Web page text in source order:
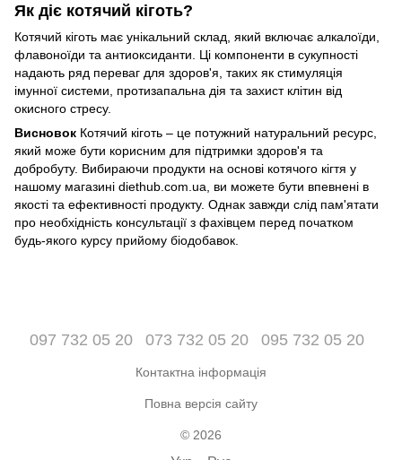
Як діє котячий кіготь?
Котячий кіготь має унікальний склад, який включає алкалоїди,
флавоноїди та антиоксиданти. Ці компоненти в сукупності
надають ряд переваг для здоров'я, таких як стимуляція
імунної системи, протизапальна дія та захист клітин від
окисного стресу.
Висновок Котячий кіготь – це потужний натуральний ресурс,
який може бути корисним для підтримки здоров'я та
добробуту. Вибираючи продукти на основі котячого кігтя у
нашому магазині diethub.com.ua, ви можете бути впевнені в
якості та ефективності продукту. Однак завжди слід пам'ятати
про необхідність консультації з фахівцем перед початком
будь-якого курсу прийому біодобавок.
097 732 05 20 073 732 05 20 095 732 05 20
Контактна інформація
Повна версія сайту
© 2026